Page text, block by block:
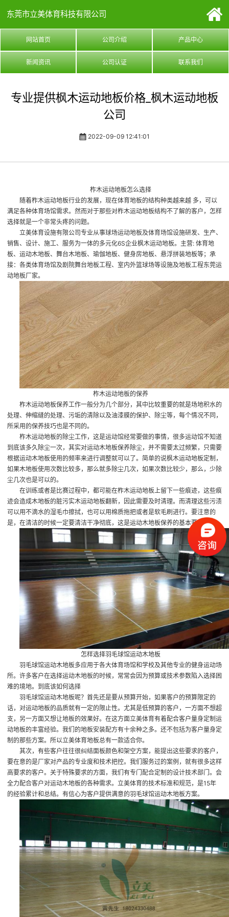
东莞市立美体育科技有限公司
网站首页 公司介绍 产品中心
新闻资讯 公司认证 联系我们
专业提供枫木运动地板价格_枫木运动地板
公司
2022-09-09 12:41:01
柞木运动地板怎么选择
随着柞木运动地板行业的发展，现在体育地板的结构种类越来越 多，可以
满足各种体育场馆需求。然而对于那些对柞木运动地板结构不了解的客户，怎样
选择就是一个非常头疼的问题。
立美体育设施有限公司专业从事球场运动地板及体育场馆设施研发、生产、
销售、设计、施工、服务为一体的多元化6S企业枫木运动地板。主营: 体育地
板、运动木地板、舞台木地板、瑜伽地板、健身房地板、悬浮拼装地板等；承
接：各类体育场馆及剧院舞台地板工程、室内外篮球场等设施及地板工程东莞运
动地板厂家。
柞木运动地板的保养
柞木运动地板保养工作一般分为几个部分，其中比较重要的就是场地积水的
处理、伸缩缝的处理、污垢的清除以及油漆膜的保护、除尘等，每个情况不同，
所采用的保养技巧也是不同的。
柞木运动地板的除尘工作，这是运动馆经常要做的事情，很多运动馆不知道
到底该多久除尘一次，其实对运动木地板保养除尘，并不需要太过频繁，只需要
根据运动木地板使用的频率来进行调整就可以了。简单的说枫木运动地板定制 ，
如果木地板使用次数比较多，那么就多除尘几次，如果次数比较少，那么，少除
尘几次也是可以的。
在训练或者是比赛过程中，都可能在柞木运动地板上留下一些痕迹，这些痕
迹会造成木地板的脏污实木运动地板翻新，因此需要及时清理。而清理这些污渍
可以用不滴水的湿毛巾擦拭，也可以用棉质拖把或者是软毛刷进行。要注意的
是，在清洁的时候一定要清洁干净彻底，这是运动木地板保养的基本要求。
怎样选择羽毛球馆运动木地板
羽毛球馆运动木地板多应用于各大体育场馆和学校及其他专业的健身运动场
所。许多客户在选择运动木地板的时候，常常会因为预算或技术参数陷入选择困
难的境地。到底该如何选择
羽毛球馆运动木地板呢？首先还是要从预算开始，如果客户的预算限定的
话，对运动地板的品质就有一定的限止性。尤其是低预算的客户，一方面不想超
支，另一方面又想让地板的效果好。在这方面立美体育有着配合客户量身定制运
动地板的丰富经验。我们的地板安装配方有十余种之多。还不包括为客户量身定
制的那些方案。所以立美体育地板总有一款适合你。
其次，有些客户往往很纠结面板颜色和架空方案，能提出这些要求的客户，
要在意的是厂家对产品的专业度和技术把控。我们服务过的案例，就有很多这样
高要求的客户。关于特殊要求的方面，我们有专门配合定制的设计技术部门。会
全力配合客户对运动木地板的各种需求。立美体育的技术标准和规范，是15年
的经验累计和总结。有信心为客户提供满意的羽毛球馆运动木地板方案。